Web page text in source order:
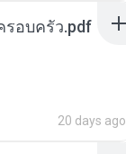
อบครัว.pdf
20 days ago